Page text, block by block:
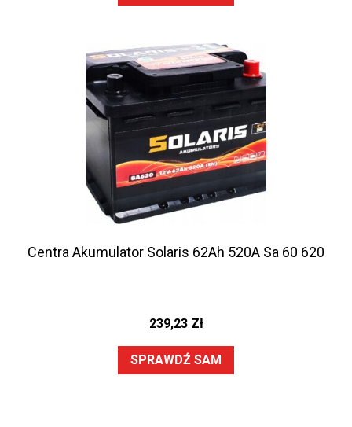
Centra Akumulator Solaris 62Ah 520A Sa 60 620
239,23 Zł
SPRAWDŹ SAM